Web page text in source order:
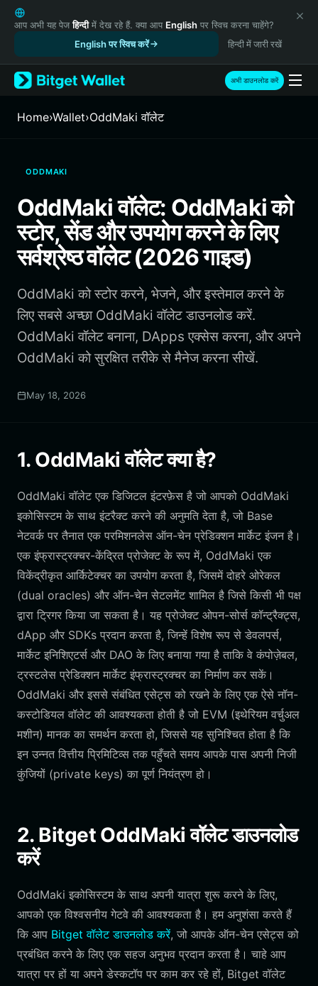
English
日本語
Русский
Español (Latinoamérica)
Türkçe
Italiano
繁體中文
Português (Portugal)
Bahasa Indonesia
ภาษาไทย
Português (Brasil)
Español (Argentina)
आप अभी यह पेजहिन्दीमें देख रहे हैं. क्या आप English पर स्विच करना चाहेंगे?
English पर स्विच करें
हिन्दी में जारी रखें
अभी डाउनलोड करें
Home›Wallet›OddMaki वॉलेट
ODDMAKI
OddMaki वॉलेट: OddMaki को
स्टोर, सेंड और उपयोग करने के लिए
सर्वश्रेष्ठ वॉलेट (2026 गाइड)
OddMaki को स्टोर करने, भेजने, और इस्तेमाल करने के
लिए सबसे अच्छा OddMaki वॉलेट डाउनलोड करें.
OddMaki वॉलेट बनाना, DApps एक्सेस करना, और अपने
OddMaki को सुरक्षित तरीके से मैनेज करना सीखें.
May 18, 2026
1. OddMaki वॉलेट क्या है?
OddMaki वॉलेट एक डिजिटल इंटरफ़ेस है जो आपको OddMaki
इकोसिस्टम के साथ इंटरैक्ट करने की अनुमति देता है, जो Base
नेटवर्क पर तैनात एक परमिशनलेस ऑन-चेन प्रेडिक्शन मार्केट इंजन है।
एक इंफ्रास्ट्रक्चर-केंद्रित प्रोजेक्ट के रूप में, OddMaki एक
विकेंद्रीकृत आर्किटेक्चर का उपयोग करता है, जिसमें दोहरे ओरेकल
(dual oracles) और ऑन-चेन सेटलमेंट शामिल है जिसे किसी भी पक्ष
द्वारा ट्रिगर किया जा सकता है। यह प्रोजेक्ट ओपन-सोर्स कॉन्ट्रैक्ट्स,
dApp और SDKs प्रदान करता है, जिन्हें विशेष रूप से डेवलपर्स,
मार्केट इनिशिएटर्स और DAO के लिए बनाया गया है ताकि वे कंपोज़ेबल,
ट्रस्टलेस प्रेडिक्शन मार्केट इंफ्रास्ट्रक्चर का निर्माण कर सकें।
OddMaki और इससे संबंधित एसेट्स को रखने के लिए एक ऐसे नॉन-
कस्टोडियल वॉलेट की आवश्यकता होती है जो EVM (इथेरियम वर्चुअल
मशीन) मानक का समर्थन करता हो, जिससे यह सुनिश्चित होता है कि
इन उन्नत वित्तीय प्रिमिटिव्स तक पहुँचते समय आपके पास अपनी निजी
कुंजियों (private keys) का पूर्ण नियंत्रण हो।
2. Bitget OddMaki वॉलेट डाउनलोड
करें
OddMaki इकोसिस्टम के साथ अपनी यात्रा शुरू करने के लिए,
आपको एक विश्वसनीय गेटवे की आवश्यकता है। हम अनुशंसा करते हैं
कि आप Bitget वॉलेट डाउनलोड करें, जो आपके ऑन-चेन एसेट्स को
प्रबंधित करने के लिए एक सहज अनुभव प्रदान करता है। चाहे आप
यात्रा पर हों या अपने डेस्कटॉप पर काम कर रहे हों, Bitget वॉलेट